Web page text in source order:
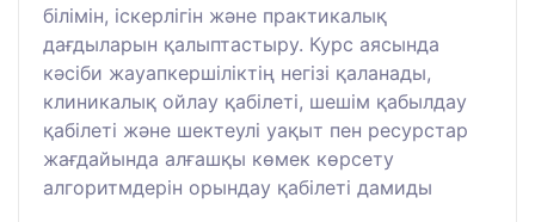
білімін, іскерлігін және практикалық
дағдыларын қалыптастыру. Курс аясында
кәсіби жауапкершіліктің негізі қаланады,
клиникалық ойлау қабілеті, шешім қабылдау
қабілеті және шектеулі уақыт пен ресурстар
жағдайында алғашқы көмек көрсету
алгоритмдерін орындау қабілеті дамиды